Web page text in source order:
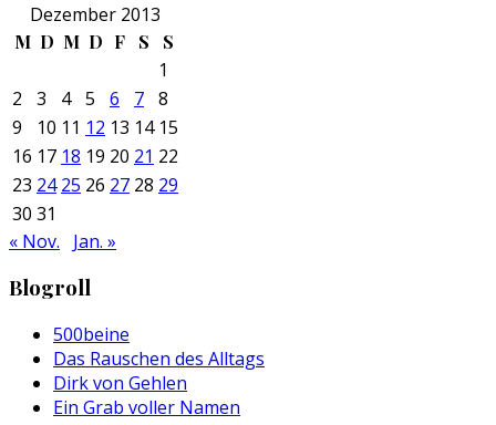
Dezember 2013
M D M D F S S
1
2
3 4 5 6 7 8
9
10 11 12 13 14 15
16 17 18 19 20 21 22
23 24 25 26 27 28 29
30 31
« Nov.
Jan. »
Blogroll
500beine
Das Rauschen des Alltags
Dirk von Gehlen
Ein Grab voller Namen